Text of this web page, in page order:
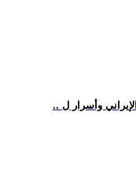
وأسرار ل